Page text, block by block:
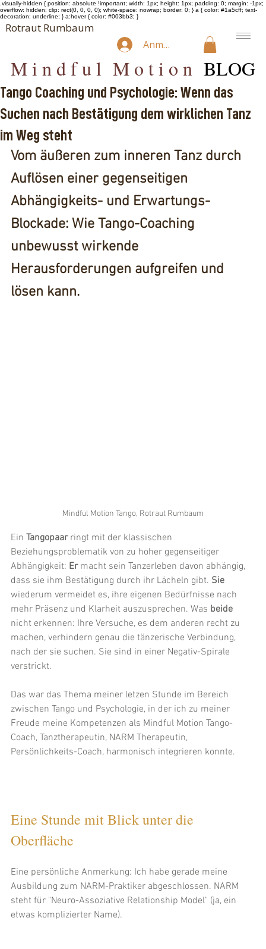
.visually-hidden { position: absolute !important; width: 1px; height: 1px; padding: 0; margin: -1px;
overflow: hidden; clip: rect(0, 0, 0, 0); white-space: nowrap; border: 0; } a { color: #1a5cff; text-
decoration: underline; } a:hover { color: #003bb3; }
Rotraut Rumbaum
Anmelden
Tango Coaching und Psychologie: Wenn das
Suchen nach Bestätigung dem wirklichen Tanz
im Weg steht
Vom äußeren zum inneren Tanz durch
Auflösen einer gegenseitigen
Abhängigkeits- und Erwartungs-
Blockade: Wie Tango-Coaching
unbewusst wirkende
Herausforderungen aufgreifen und
lösen kann.
Mindful Motion Tango, Rotraut Rumbaum
Ein Tangopaar ringt mit der klassischen
Beziehungsproblematik von zu hoher gegenseitiger
Abhängigkeit: Er macht sein Tanzerleben davon abhängig,
dass sie ihm Bestätigung durch ihr Lächeln gibt. Sie
wiederum vermeidet es, ihre eigenen Bedürfnisse nach
mehr Präsenz und Klarheit auszusprechen. Was beide
nicht erkennen: Ihre Versuche, es dem anderen recht zu
machen, verhindern genau die tänzerische Verbindung,
nach der sie suchen. Sie sind in einer Negativ-Spirale
verstrickt.
Das war das Thema meiner letzen Stunde im Bereich
zwischen Tango und Psychologie, in der ich zu meiner
Freude meine Kompetenzen als Mindful Motion Tango-
Coach, Tanztherapeutin, NARM Therapeutin,
Persönlichkeits-Coach, harmonisch integrieren konnte.
Eine Stunde mit Blick unter die
Oberfläche
Eine persönliche Anmerkung: Ich habe gerade meine
Ausbildung zum NARM-Praktiker abgeschlossen. NARM
steht für "Neuro-Assoziative Relationship Model" (ja, ein
etwas komplizierter Name).
M i n d f u l M o t i o n BLOG